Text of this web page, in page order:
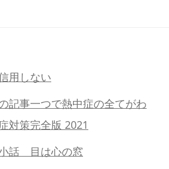
用しない
記事一つで熱中症の全てがわ
対策完全版 2021
話 目は心の窓